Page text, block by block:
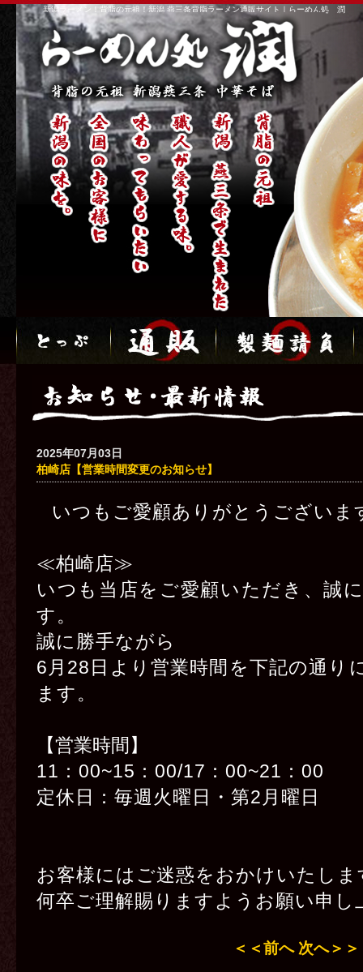
新潟ラーメン！背脂の元祖！新潟 燕三条背脂ラーメン通販サイト｜らーめん処 潤
2025年07月03日
柏崎店【営業時間変更のお知らせ】
いつもご愛顧ありがとうござい
≪柏崎店≫
いつも当店をご愛顧いただき、誠
す。
誠に勝手ながら
6月28日より営業時間を下記の通り
ます。
【営業時間】
11：00~15：00/17：00~21：00
定休日：毎週火曜日・第2月曜日
お客様にはご迷惑をおかけいたしま
何卒ご理解賜りますようお願い申し
＜＜前へ 次へ＞＞